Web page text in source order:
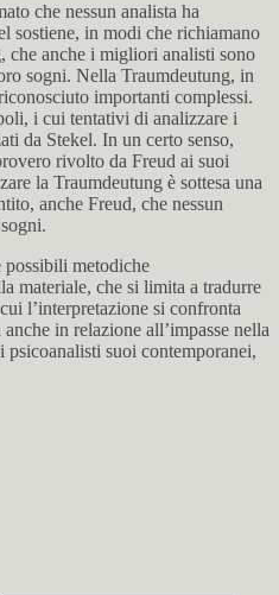
che nessun analista ha
sostiene, in modi che richiamano
che anche i migliori analisti sono
sogni. Nella Traumdeutung, in
importanti complessi.
i cui tentativi di analizzare i
da Stekel. In un certo senso,
rivolto da Freud ai suoi
la Traumdeutung è sottesa una
anche Freud, che nessun
metodiche
materiale, che si limita a tradurre
l’interpretazione si confronta
in relazione all’impasse nella
suoi contemporanei,